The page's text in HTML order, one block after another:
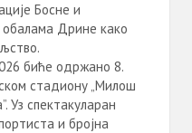
Босне и
обалама Дрине како
биће одржано 8.
стадиону „Милош
Уз спектакуларан
и бројна